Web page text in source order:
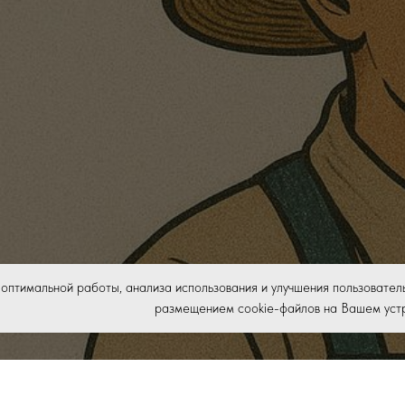
работы, анализа использования и улучшения
размещением cookie-файлов на Вашем